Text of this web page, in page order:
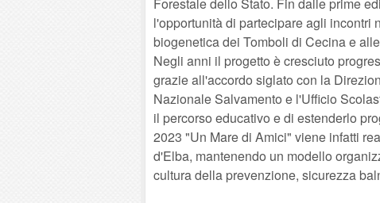
l'opportunità di partecipare agli
biogenetica dei Tomboli di Cecina e
Negli anni il progetto è cresciuto
grazie all'accordo siglato con la
Nazionale Salvamento e l'Ufficio
il percorso educativo e di estenderlo
2023 "Un Mare di Amici" viene infatti
d'Elba, mantenendo un modello
cultura della prevenzione, sicurezza